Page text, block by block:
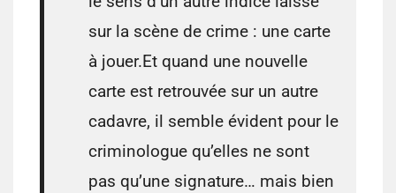
sur la scène de crime : une carte
à jouer.Et quand une nouvelle
carte est retrouvée sur un autre
cadavre, il semble évident pour le
criminologue qu’elles ne sont
pas qu’une signature… mais bien